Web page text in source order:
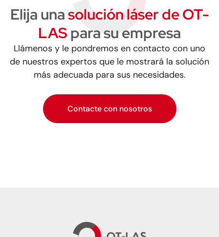
Elija unasolución láser de OT-
LAS para su empresa
Llámenos y le pondremos en contacto con uno
de nuestros expertos que le mostrará la solución
más adecuada para sus necesidades.
Contacte con nosotros